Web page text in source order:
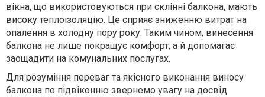
вікна, що використовуються при склінні балкона, мають
високу теплоізоляцію. Це сприяє зниженню витрат на
опалення в холодну пору року. Таким чином, винесення
балкона не лише покращує комфорт, а й допомагає
заощадити на комунальних послугах.
Для розуміння переваг та якісного виконання виносу
балкона по підвіконню звернемо увагу на досвід